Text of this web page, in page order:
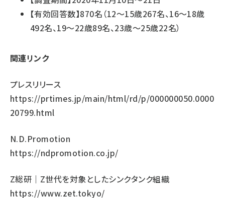
【有効回答数】870名（12～15歳267名、16～18歳
492名、19～22歳89名、23歳～25歳22名）
関連リンク
プレスリリース
https://prtimes.jp/main/html/rd/p/000000050.0000
20799.html
N.D.Promotion
https://ndpromotion.co.jp/
Z総研｜Z世代を対象としたシンクタンク組織
https://www.zet.tokyo/